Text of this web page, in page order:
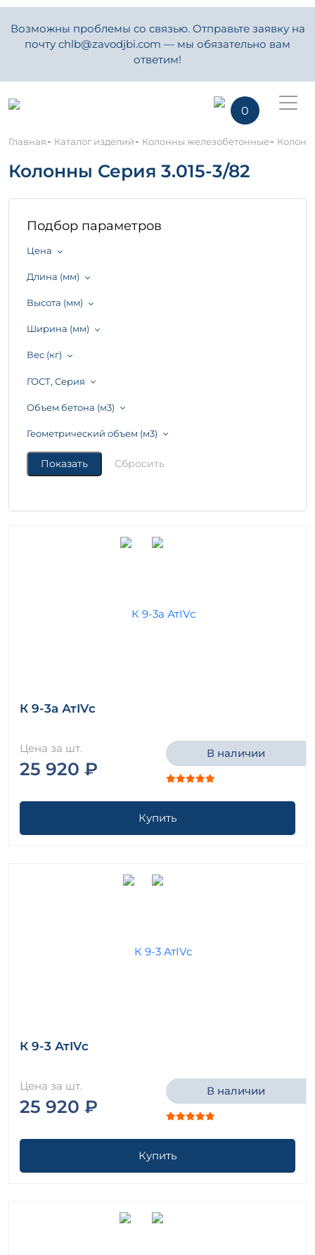
Возможны проблемы со связью. Отправьте заявку на
почту chlb@zavodjbi.com — мы обязательно вам
ответим!
0
Главная- Каталог изделий- Колонны железобетонные-
Колонны Серия 3.015-3/82
Подбор параметров
Цена
Длина (мм)
Высота (мм)
Ширина (мм)
Вес (кг)
ГОСТ, Серия
Объем бетона (м3)
Геометрический объем (м3)
К 9-3а АтIVс
Цена за шт.
25 920 ₽
В наличии
Купить
К 9-3 АтIVс
Цена за шт.
25 920 ₽
В наличии
Купить